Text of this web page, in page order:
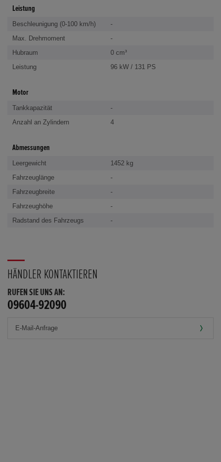
Leistung
Beschleunigung (0-100 km/h)
-
Max. Drehmoment
-
Hubraum
0 cm³
Leistung
96 kW / 131 PS
Motor
Tankkapazität
-
Anzahl an Zylindern
4
Abmessungen
Leergewicht
1452 kg
Fahrzeuglänge
-
Fahrzeugbreite
-
Fahrzeughöhe
-
Radstand des Fahrzeugs
-
HÄNDLER KONTAKTIEREN
RUFEN SIE UNS AN:
09604-92090